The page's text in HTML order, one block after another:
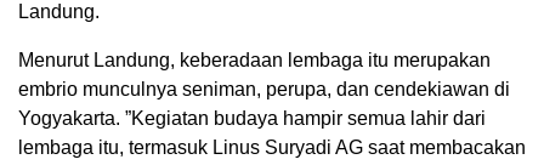
Landung.
Menurut Landung, keberadaan lembaga itu merupakan
embrio munculnya seniman, perupa, dan cendekiawan di
Yogyakarta. ”Kegiatan budaya hampir semua lahir dari
lembaga itu, termasuk Linus Suryadi AG saat membacakan